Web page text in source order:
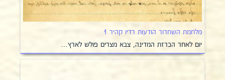
מלחמת השחרור הודעות רדיו קהיר 1
יום לאחר הכרזת המדינה, צבא מצרים פולש לארץ…